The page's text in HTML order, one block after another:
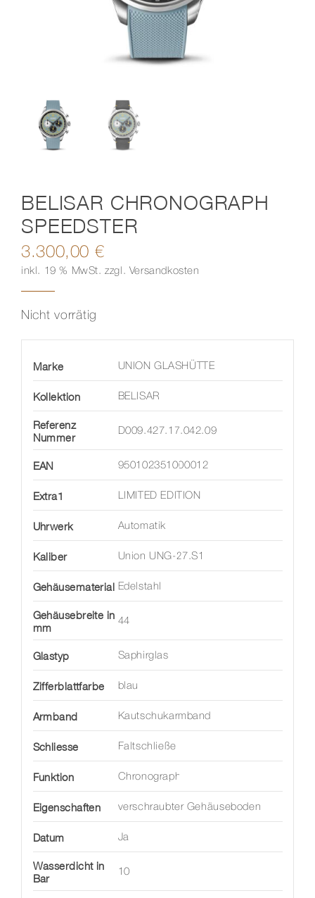
BELISAR CHRONOGRAPH
SPEEDSTER
3.300,00 €
inkl. 19 % MwSt. zzgl. Versandkosten
Nicht vorrätig
Marke UNION GLASHÜTTE
Kollektion BELISAR
Referenz
Nummer
D009.427.17.042.09
EAN 950102351000012
Extra1 LIMITED EDITION
Uhrwerk Automatik
Kaliber Union UNG-27.S1
Gehäusematerial Edelstahl
Gehäusebreite in
mm
44
Glastyp Saphirglas
Zifferblattfarbe blau
Armband Kautschukarmband
Schliesse Faltschließe
Funktion Chronograph
Eigenschaften verschraubter Gehäuseboden
Datum Ja
Wasserdicht in
Bar
10